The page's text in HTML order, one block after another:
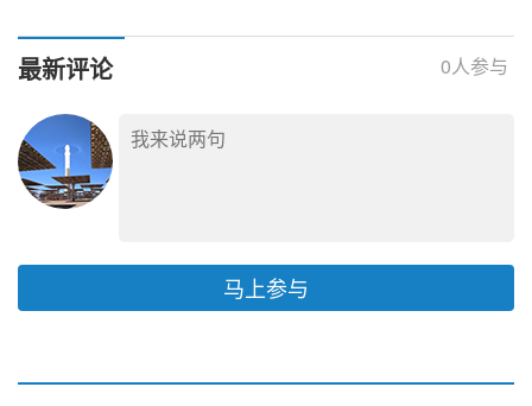
热发电项目化学制水成
最新评论 0人参与
马上参与